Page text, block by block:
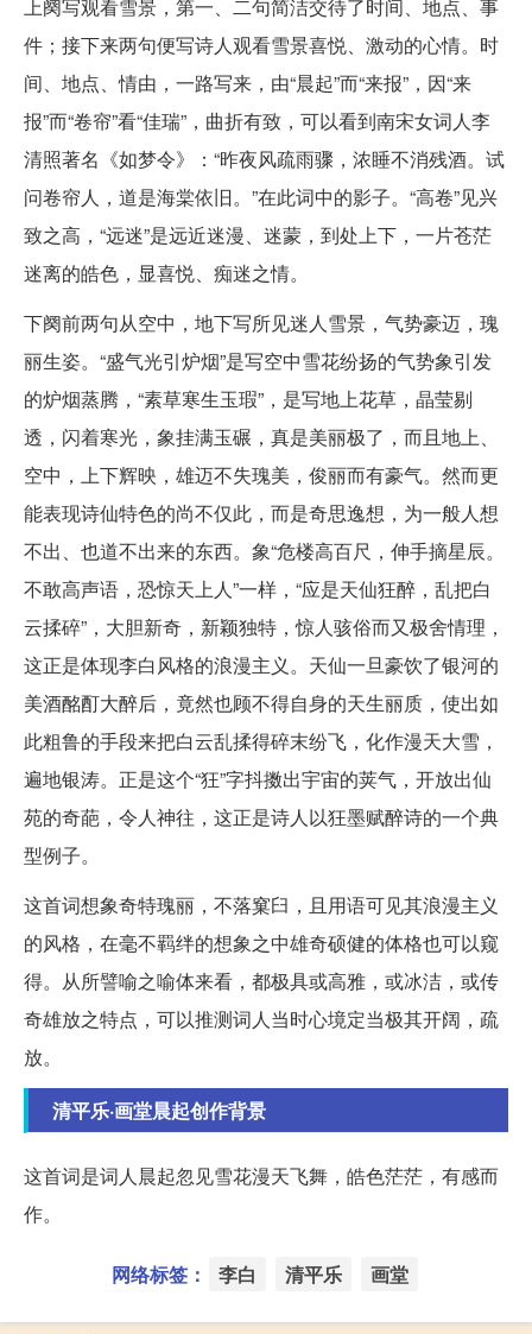
上阕写观看雪景，第一、二句简洁交待了时间、地点、事
件；接下来两句便写诗人观看雪景喜悦、激动的心情。时
间、地点、情由，一路写来，由“晨起”而“来报”，因“来
报”而“卷帘”看“佳瑞”，曲折有致，可以看到南宋女词人李
清照著名《如梦令》：“昨夜风疏雨骤，浓睡不消残酒。试
问卷帘人，道是海棠依旧。”在此词中的影子。“高卷”见兴
致之高，“远迷”是远近迷漫、迷蒙，到处上下，一片苍茫
迷离的皓色，显喜悦、痴迷之情。
下阕前两句从空中，地下写所见迷人雪景，气势豪迈，瑰
丽生姿。“盛气光引炉烟”是写空中雪花纷扬的气势象引发
的炉烟蒸腾，“素草寒生玉瑕”，是写地上花草，晶莹剔
透，闪着寒光，象挂满玉碾，真是美丽极了，而且地上、
空中，上下辉映，雄迈不失瑰美，俊丽而有豪气。然而更
能表现诗仙特色的尚不仅此，而是奇思逸想，为一般人想
不出、也道不出来的东西。象“危楼高百尺，伸手摘星辰。
不敢高声语，恐惊天上人”一样，“应是天仙狂醉，乱把白
云揉碎”，大胆新奇，新颖独特，惊人骇俗而又极舍情理，
这正是体现李白风格的浪漫主义。天仙一旦豪饮了银河的
美酒酩酊大醉后，竟然也顾不得自身的天生丽质，使出如
此粗鲁的手段来把白云乱揉得碎末纷飞，化作漫天大雪，
遍地银涛。正是这个“狂”字抖擞出宇宙的荚气，开放出仙
苑的奇葩，令人神往，这正是诗人以狂墨赋醉诗的一个典
型例子。
这首词想象奇特瑰丽，不落窠臼，且用语可见其浪漫主义
的风格，在毫不羁绊的想象之中雄奇硕健的体格也可以窥
得。从所譬喻之喻体来看，都极具或高雅，或冰洁，或传
奇雄放之特点，可以推测词人当时心境定当极其开阔，疏
放。
清平乐·画堂晨起创作背景
这首词是词人晨起忽见雪花漫天飞舞，皓色茫茫，有感而
作。
网络标签： 李白 清平乐 画堂